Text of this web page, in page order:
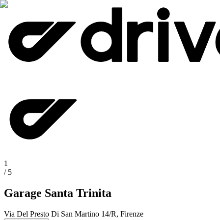
1
/ 5
Garage Santa Trinita
Via Del Presto Di San Martino 14/R, Firenze